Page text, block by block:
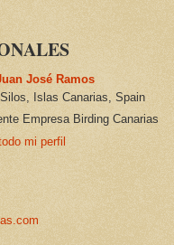
José Ramos
Islas Canarias, Spain
Empresa Birding Canarias
mi perfil